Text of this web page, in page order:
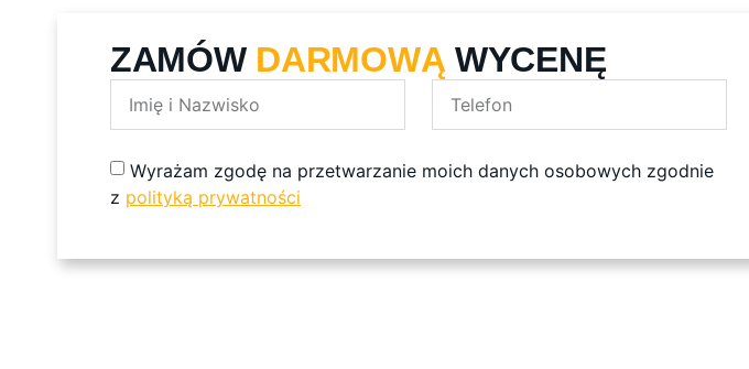
ZAMÓW DARMOWĄ WYCENĘ
Wyrażam zgodę na przetwarzanie moich danych osobowych zgodnie
z polityką prywatności